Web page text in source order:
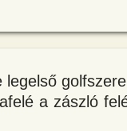
legelső
a zászló